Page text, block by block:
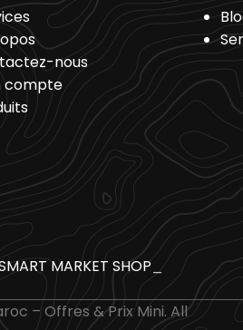
nous
compte
MARKET SHOP _
– Offres & Prix Mini. All